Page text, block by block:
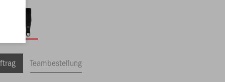
Teambestellung